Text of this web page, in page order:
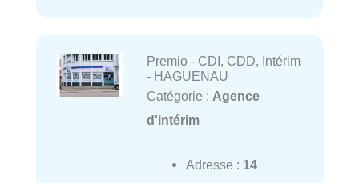
Premio - CDI, CDD, Intérim
- HAGUENAU
Catégorie : Agence
d'intérim
Adresse : 14